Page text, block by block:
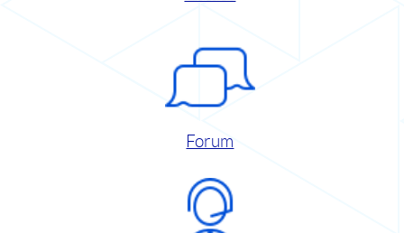
Forum